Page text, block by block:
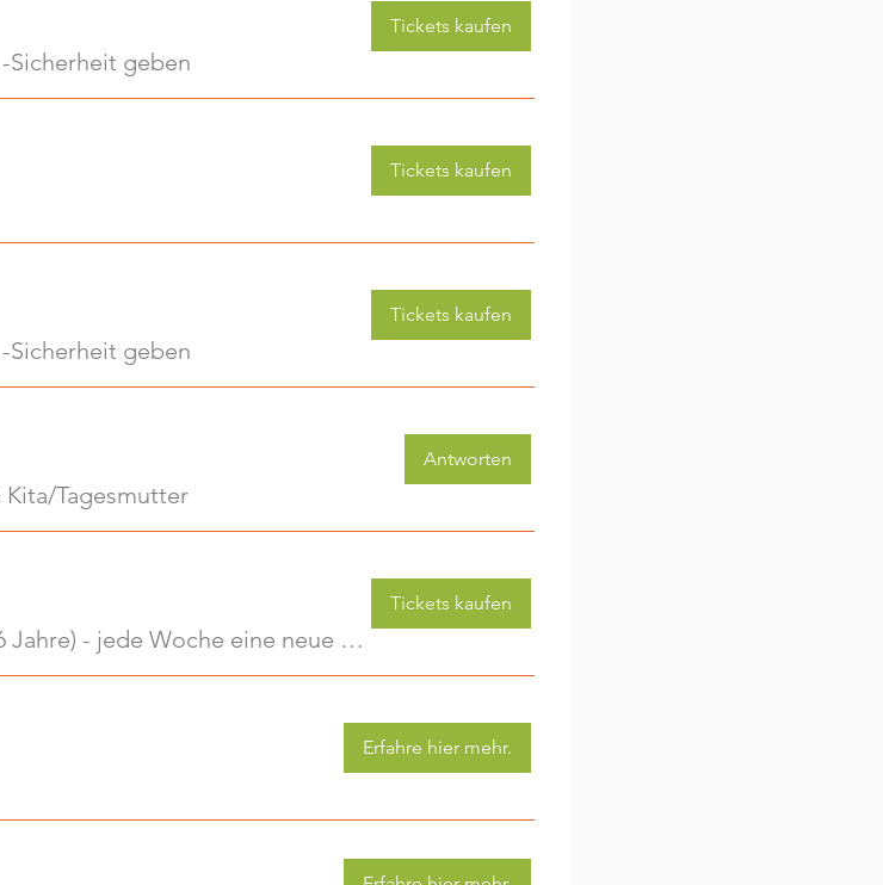
Sicherheit geben
Tickets kaufen
Tickets kaufen
Sicherheit geben
Tickets kaufen
Tagesmutter
Antworten
Kreativwerkstatt für Kids (3-6 Jahre) - jede Woche eine neue Aktivität (2)
Tickets kaufen
Erfahre hier mehr.